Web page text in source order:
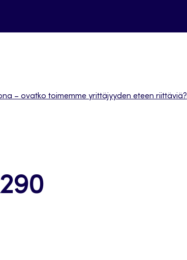
– ovatko toimemme yrittäjyyden eteen riittäviä?